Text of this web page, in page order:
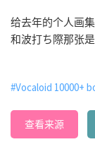
给去年的个人画
和波打ち際那张
#Vocaloid 10000+
查看来源